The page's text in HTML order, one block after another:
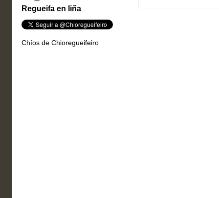
Regueifa en liña
Chíos de Chioregueifeiro